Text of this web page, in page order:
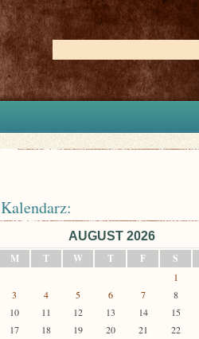
Kalendarz:
AUGUST 2026
M
T W T F S
1
3
4 5 6 7 8
10
11 12 13 14 15
17
18 19 20 21 22